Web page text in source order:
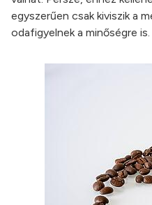
egyszerűen csak kiviszik a
odafigyelnek a minőségre is.